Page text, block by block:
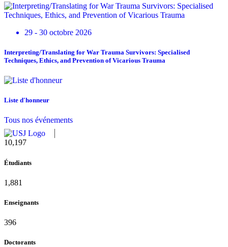
29 - 30 octobre 2026
Interpreting/Translating for War Trauma Survivors: Specialised
Techniques, Ethics, and Prevention of Vicarious Trauma
Liste d'honneur
Tous nos événements
10,815
Étudiants
1,995
Enseignants
420
Doctorants